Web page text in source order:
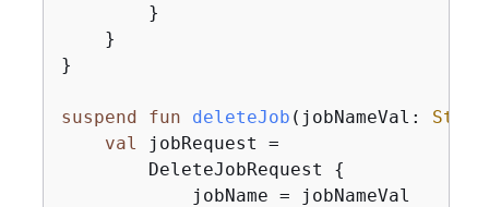
        }
    }
}
suspend fun deleteJob (jobNameVal:
val
jobRequest =
        DeleteJobRequest
{
            jobName = jobNameVal